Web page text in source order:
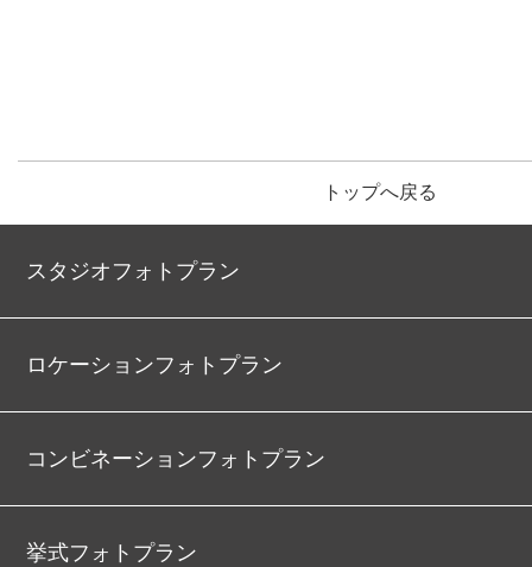
トップへ戻る
スタジオフォトプラン
ロケーションフォトプラン
コンビネーションフォトプラン
挙式フォトプラン